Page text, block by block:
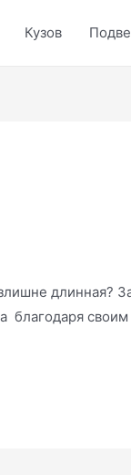
Кузов
длинная?
благодаря